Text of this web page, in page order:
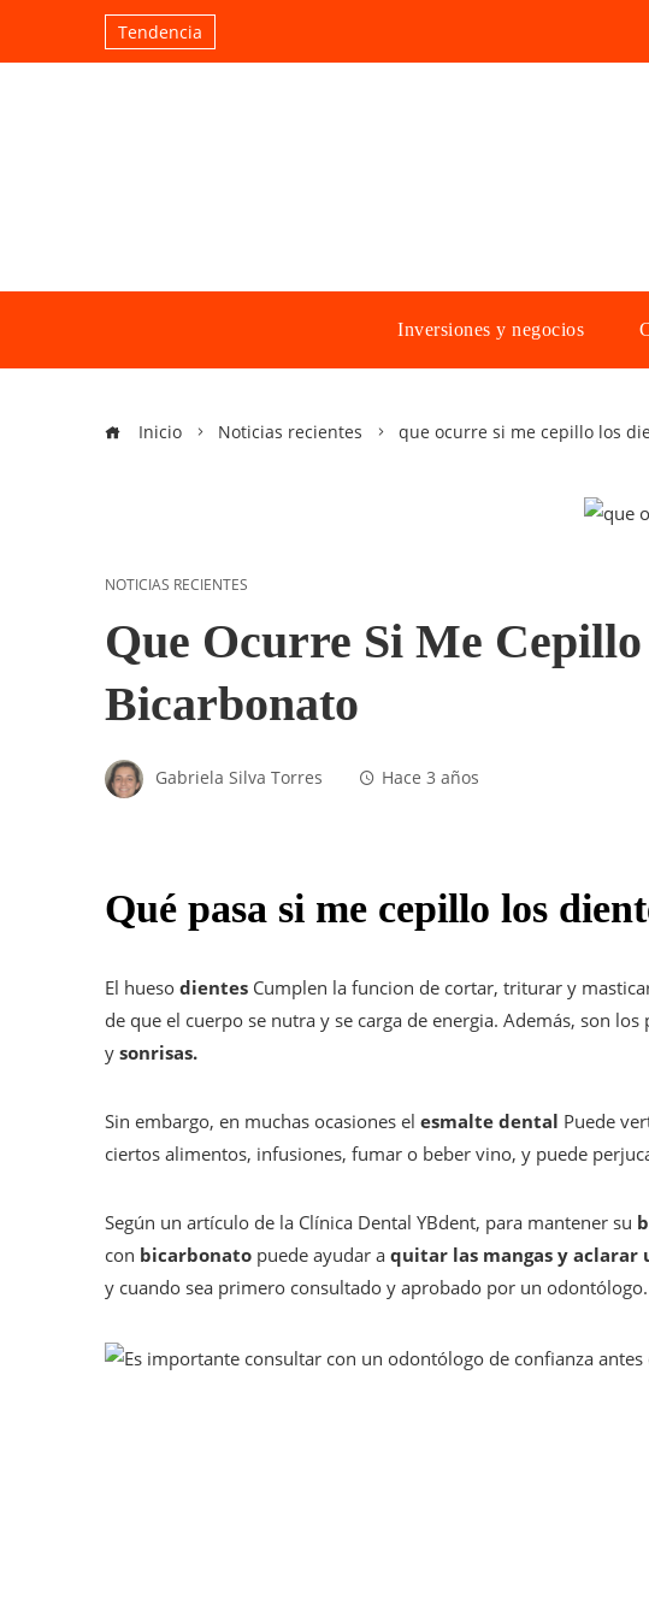
Tendencia
Inversiones y negocios
Inicio Noticias recientes que ocurre si me cepillo los
NOTICIAS RECIENTES
Que Ocurre Si Me
Bicarbonato
Gabriela Silva Torres Hace 3 años
Qué pasa si me cepillo los
El hueso dientes Cumplen la funcion de cortar, triturar y
de que el cuerpo se nutra y se carga de energia. Además, son
y sonrisas.
Sin embargo, en muchas ocasiones el esmalte dental Puede
ciertos alimentos, infusiones, fumar o beber vino, y puede
Según un artículo de la Clínica Dental YBdent, para mantener su
con bicarbonato puede ayudar a quitar las mangas y aclarar
y cuando sea primero consultado y aprobado por un odontólogo.